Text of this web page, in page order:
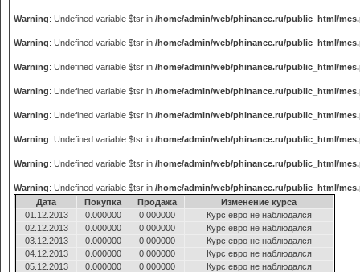
Warning: Undefined variable $tsr in /home/admin/web/phinance.ru/public_html/
Warning: Undefined variable $tsr in /home/admin/web/phinance.ru/public_html/
Warning: Undefined variable $tsr in /home/admin/web/phinance.ru/public_html/
Warning: Undefined variable $tsr in /home/admin/web/phinance.ru/public_html/
Warning: Undefined variable $tsr in /home/admin/web/phinance.ru/public_html/
Warning: Undefined variable $tsr in /home/admin/web/phinance.ru/public_html/
Warning: Undefined variable $tsr in /home/admin/web/phinance.ru/public_html/
Warning: Undefined variable $tsr in /home/admin/web/phinance.ru/public_html/
Дата
Покупка Продажа
Изменение курса
01.12.2013
0.000000 0.000000
Курс евро не наблюдался
02.12.2013
0.000000 0.000000
Курс евро не наблюдался
03.12.2013
0.000000 0.000000
Курс евро не наблюдался
04.12.2013
0.000000 0.000000
Курс евро не наблюдался
05.12.2013
0.000000 0.000000
Курс евро не наблюдался